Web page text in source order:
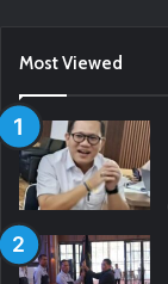
Most Viewed